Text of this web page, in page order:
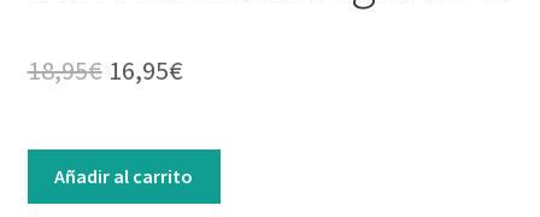
Lista de deseos
Mi cuenta
18,95€ El
original
era:
16,95€El
actual
es:
Añadir al carrito